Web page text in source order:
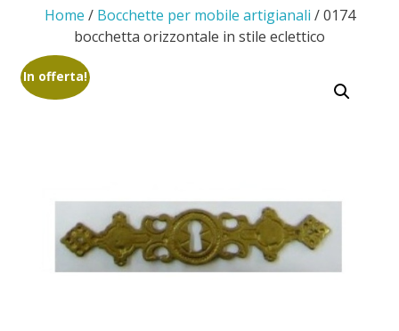
Home / Bocchette per mobile artigianali / 0174
bocchetta orizzontale in stile eclettico
In offerta!